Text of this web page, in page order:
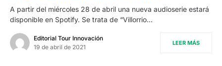
A partir del miércoles 28 de abril una nueva audioserie estará
disponible en Spotify. Se trata de “Villorrio…
Editorial Tour Innovación
19 de abril de 2021
LEER MÁS